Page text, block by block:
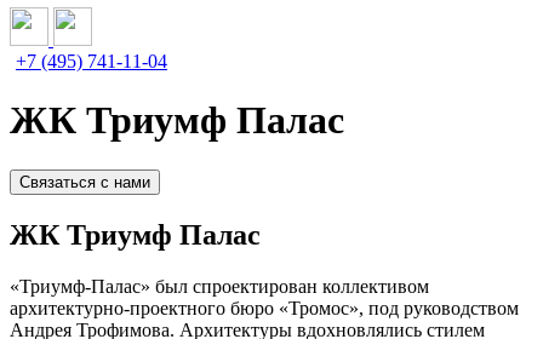
+7 (495) 741-11-04
ЖК Триумф Палас
Связаться с нами
ЖК Триумф Палас
«Триумф-Палас» был спроектирован коллективом
архитектурно-проектного бюро «Тромос», под руководством
Андрея Трофимова. Архитектуры вдохновлялись стилем